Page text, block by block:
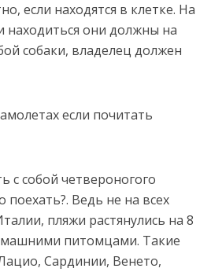
если находятся в клетке. На
находиться они должны на
собаки, владелец должен
если почитать
с собой четвероногого
Ведь не на всех
пляжи растянулись на 8
питомцами. Такие
Сардинии, Венето,